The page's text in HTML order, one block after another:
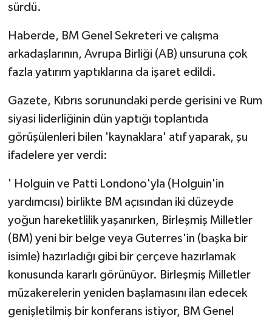
sürdü.
Haberde, BM Genel Sekreteri ve çalışma
arkadaşlarının, Avrupa Birliği (AB) unsuruna çok
fazla yatırım yaptıklarına da işaret edildi.
Gazete, Kıbrıs sorunundaki perde gerisini ve Rum
siyasi liderliğinin dün yaptığı toplantıda
görüşülenleri bilen 'kaynaklara' atıf yaparak, şu
ifadelere yer verdi:
' Holguin ve Patti Londono'yla (Holguin'in
yardımcısı) birlikte BM açısından iki düzeyde
yoğun hareketlilik yaşanırken, Birleşmiş Milletler
(BM) yeni bir belge veya Guterres'in (başka bir
isimle) hazırladığı gibi bir çerçeve hazırlamak
konusunda kararlı görünüyor. Birleşmiş Milletler
müzakerelerin yeniden başlamasını ilan edecek
genişletilmiş bir konferans istiyor, BM Genel